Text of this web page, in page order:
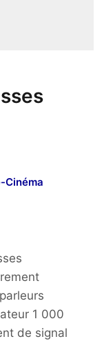
Cinéma
1 000
de signal